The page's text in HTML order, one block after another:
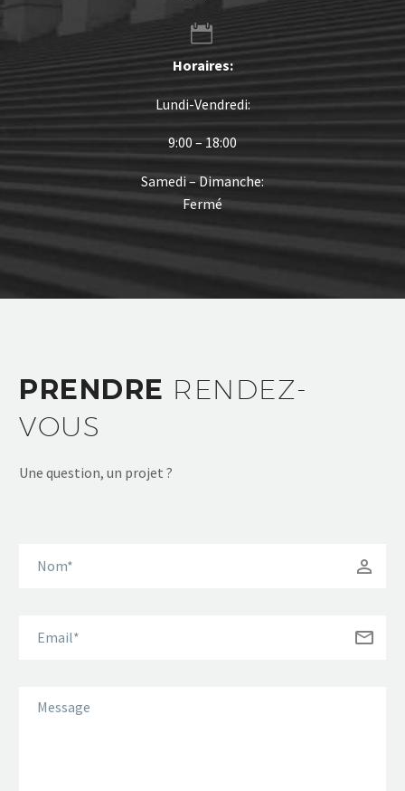


Horaires:
Lundi-Vendredi:
9:00 – 18:00
Samedi – Dimanche:
Fermé
PRENDRE RENDEZ-
VOUS
Une question, un projet ?